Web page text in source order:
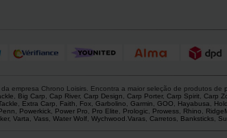
empresa Chrono Loisirs. Encontra a maior seleção de produtos de
Big Carp Cap River, Carp Design Carp Porter, Carp Spirit, Carp
Extra Carp Faith Fox, Garbolino Garmin GOO Hayabusa
Powerkick, Power Pro Pro Elite Prologic Prowess, Rhino
, Varta Vass Water Wolf Wychwood Varas Carretos Banksticks